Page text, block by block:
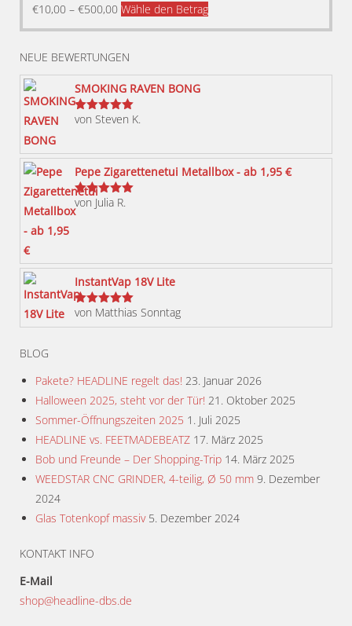
€10,00 – €500,00 Wähle den BetragDieses
Produkt
können
werden
NEUE BEWERTUNGEN
SMOKING RAVEN BONG
Bewertet
von Steven K.
Pepe Zigarettenetui Metallbox - ab 1,95 €
Bewertet
mit
von Julia R.
InstantVap 18V Lite
Bewertet
mit5von 5
von Matthias Sonntag
BLOG
Pakete? HEADLINE regelt das! 23. Januar 2026
Halloween 2025, steht vor der Tür! 21. Oktober 2025
Sommer-Öffnungszeiten 2025 1. Juli 2025
HEADLINE vs. FEETMADEBEATZ 17. März 2025
Bob und Freunde – Der Shopping-Trip 14. März 2025
WEEDSTAR CNC GRINDER, 4-teilig, Ø 50 mm 9. Dezember
2024
Glas Totenkopf massiv 5. Dezember 2024
KONTAKT INFO
E-Mail
shop@headline-dbs.de